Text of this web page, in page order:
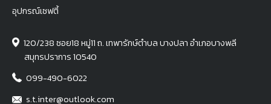
อุปกรณ์เซฟตี้
120/238 ซอย18 หมู่11 ถ. เทพารักษ์ตำบล บางปลา อำเภอบางพลี
สมุทรปราการ 10540
099-490-6022
s.t.inter@outlook.com